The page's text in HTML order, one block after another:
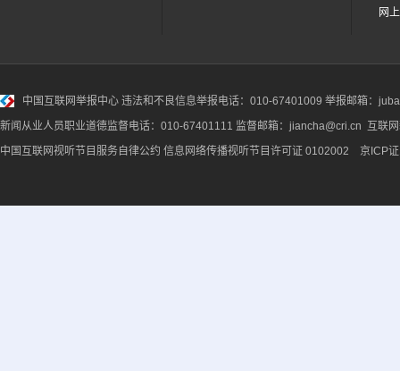
网
中国互联网举报中心 违法和不良信息举报电话：010-67401009 举报邮箱：
新闻从业人员职业道德监督电话：010-67401111 监督邮箱：jiancha@cri.cn 互联
中国互联网视听节目服务自律公约 信息网络传播视听节目许可证 0102002 京ICP